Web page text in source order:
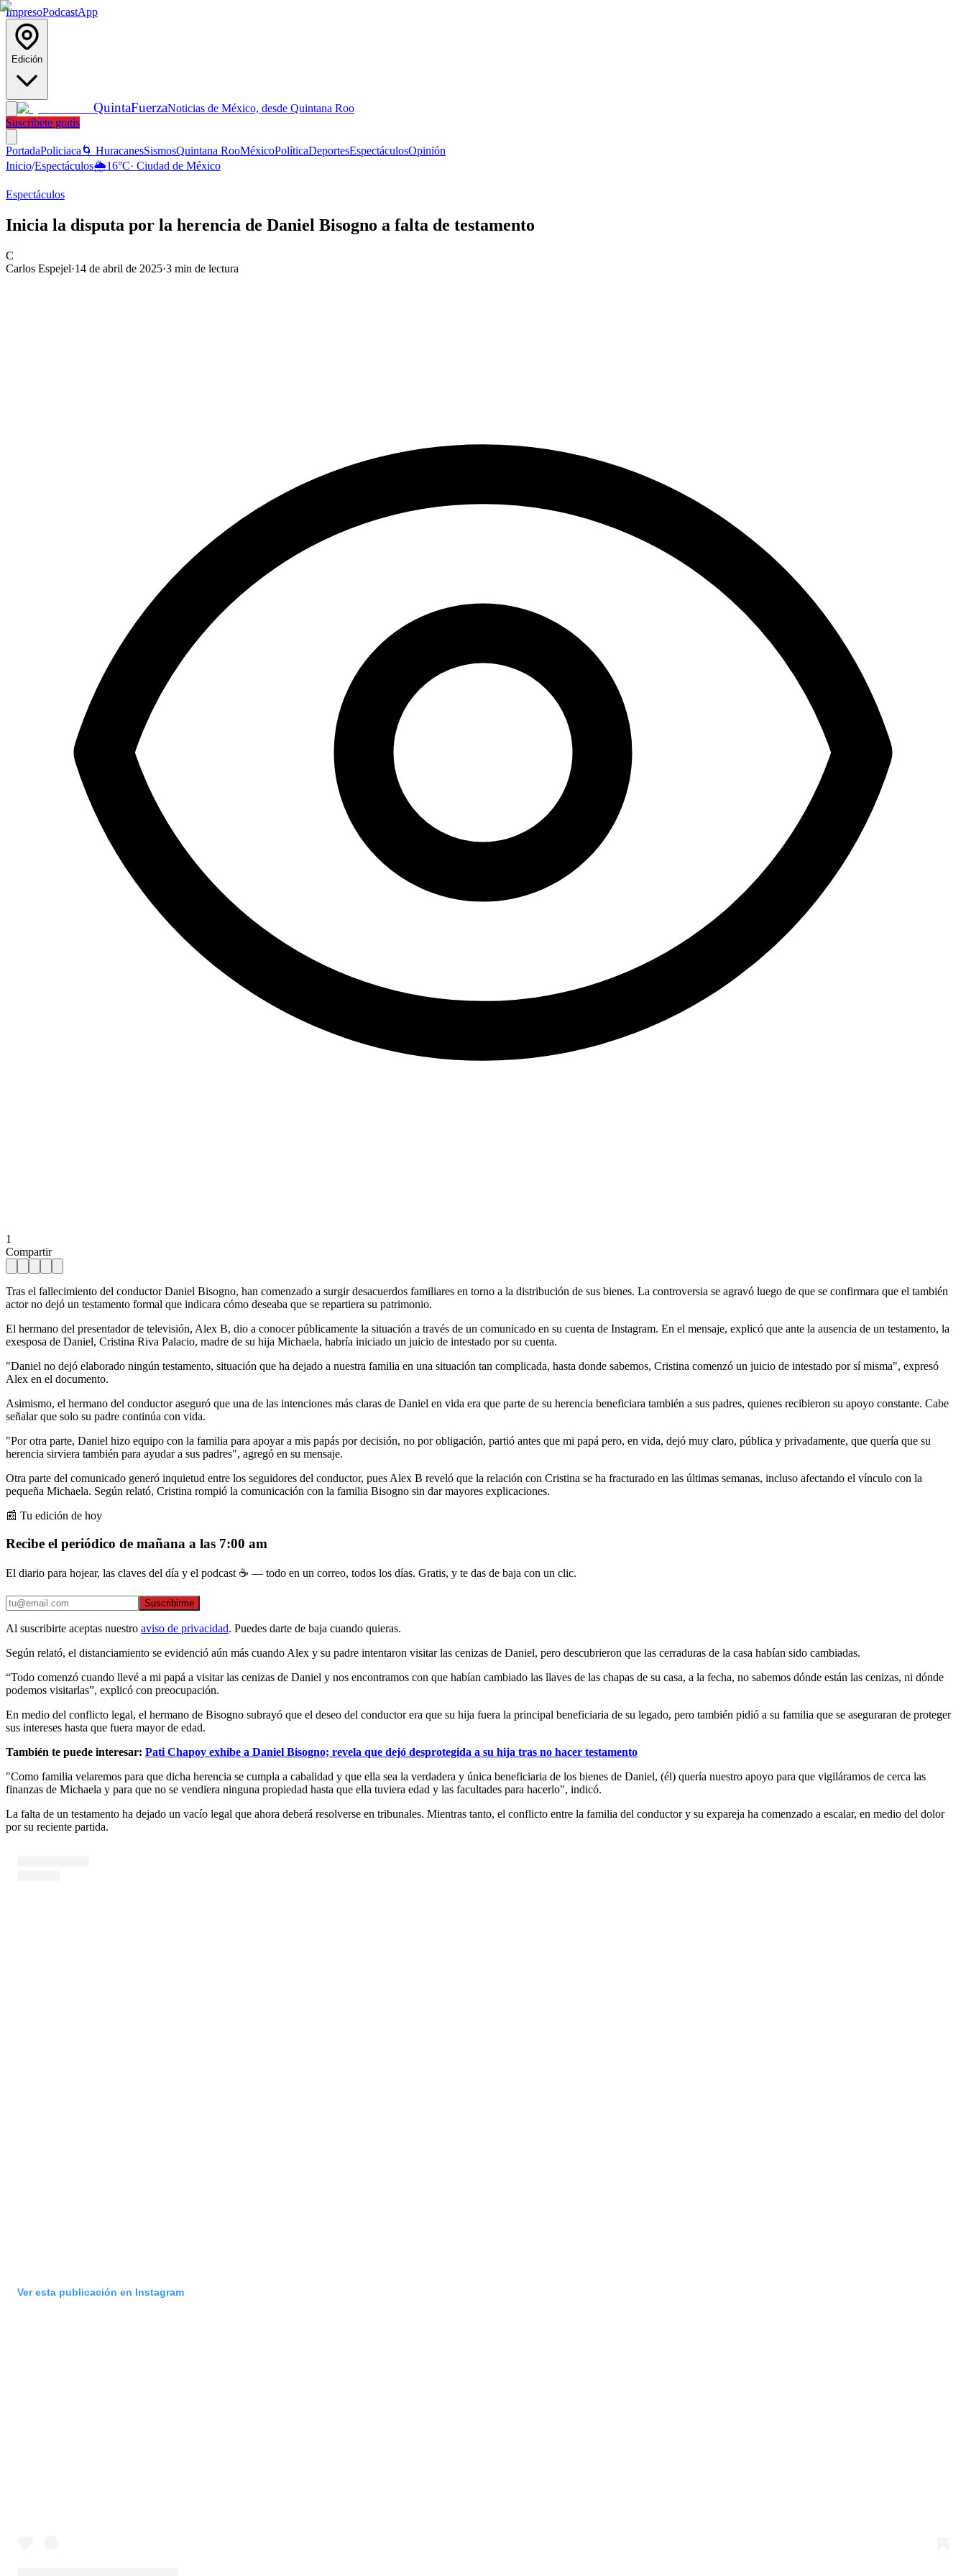
ImpresoPodcastApp
Edición
QuintaFuerzaNoticias de México, desde Quintana Roo
Suscríbete gratis
PortadaPoliciaca 🌀 HuracanesSismosQuintana RooMéxicoPolíticaDeportesEspectáculosOpinión
Inicio/Espectáculos🌦️16°C· Ciudad de México
Espectáculos
Inicia la disputa por la herencia de Daniel Bisogno a falta de testamento
C
Carlos Espejel·14 de abril de 2025·3 min de lectura
1
Compartir
Tras el fallecimiento del conductor Daniel Bisogno, han comenzado a surgir desacuerdos familiares en torno a la distribución de sus bienes. La controversia se agravó luego de que se confirmara que el también
actor no dejó un testamento formal que indicara cómo deseaba que se repartiera su patrimonio.
El hermano del presentador de televisión, Alex B, dio a conocer públicamente la situación a través de un comunicado en su cuenta de Instagram. En el mensaje, explicó que ante la ausencia de un testamento, la
exesposa de Daniel, Cristina Riva Palacio, madre de su hija Michaela, habría iniciado un juicio de intestado por su cuenta.
"Daniel no dejó elaborado ningún testamento, situación que ha dejado a nuestra familia en una situación tan complicada, hasta donde sabemos, Cristina comenzó un juicio de intestado por sí misma", expresó
Alex en el documento.
Asimismo, el hermano del conductor aseguró que una de las intenciones más claras de Daniel en vida era que parte de su herencia beneficiara también a sus padres, quienes recibieron su apoyo constante. Cabe
señalar que solo su padre continúa con vida.
"Por otra parte, Daniel hizo equipo con la familia para apoyar a mis papás por decisión, no por obligación, partió antes que mi papá pero, en vida, dejó muy claro, pública y privadamente, que quería que su
herencia sirviera también para ayudar a sus padres", agregó en su mensaje.
Otra parte del comunicado generó inquietud entre los seguidores del conductor, pues Alex B reveló que la relación con Cristina se ha fracturado en las últimas semanas, incluso afectando el vínculo con la
pequeña Michaela. Según relató, Cristina rompió la comunicación con la familia Bisogno sin dar mayores explicaciones.
📰 Tu edición de hoy
Recibe el periódico de mañana a las 7:00 am
El diario para hojear, las claves del día y el podcast ☕ — todo en un correo, todos los días. Gratis, y te das de baja con un clic.
Suscribirme
Al suscribirte aceptas nuestro aviso de privacidad. Puedes darte de baja cuando quieras.
Según relató, el distanciamiento se evidenció aún más cuando Alex y su padre intentaron visitar las cenizas de Daniel, pero descubrieron que las cerraduras de la casa habían sido cambiadas.
“Todo comenzó cuando llevé a mi papá a visitar las cenizas de Daniel y nos encontramos con que habían cambiado las llaves de las chapas de su casa, a la fecha, no sabemos dónde están las cenizas, ni dónde
podemos visitarlas”, explicó con preocupación.
En medio del conflicto legal, el hermano de Bisogno subrayó que el deseo del conductor era que su hija fuera la principal beneficiaria de su legado, pero también pidió a su familia que se aseguraran de proteger
sus intereses hasta que fuera mayor de edad.
También te puede interesar: Pati Chapoy exhibe a Daniel Bisogno; revela que dejó desprotegida a su hija tras no hacer testamento
"Como familia velaremos para que dicha herencia se cumpla a cabalidad y que ella sea la verdadera y única beneficiaria de los bienes de Daniel, (él) quería nuestro apoyo para que vigiláramos de cerca las
finanzas de Michaela y para que no se vendiera ninguna propiedad hasta que ella tuviera edad y las facultades para hacerlo", indicó.
La falta de un testamento ha dejado un vacío legal que ahora deberá resolverse en tribunales. Mientras tanto, el conflicto entre la familia del conductor y su expareja ha comenzado a escalar, en medio del dolor
por su reciente partida.
Ver esta publicación en Instagram